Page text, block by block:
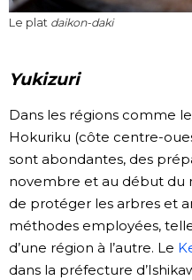
Le plat daikon-daki
Yukizuri
Dans les régions comme
Hokuriku (côte centre-
sont abondantes, des
novembre et au début du
de protéger les arbres et
méthodes employées,
d’une région à l’autre. Le
dans la préfecture